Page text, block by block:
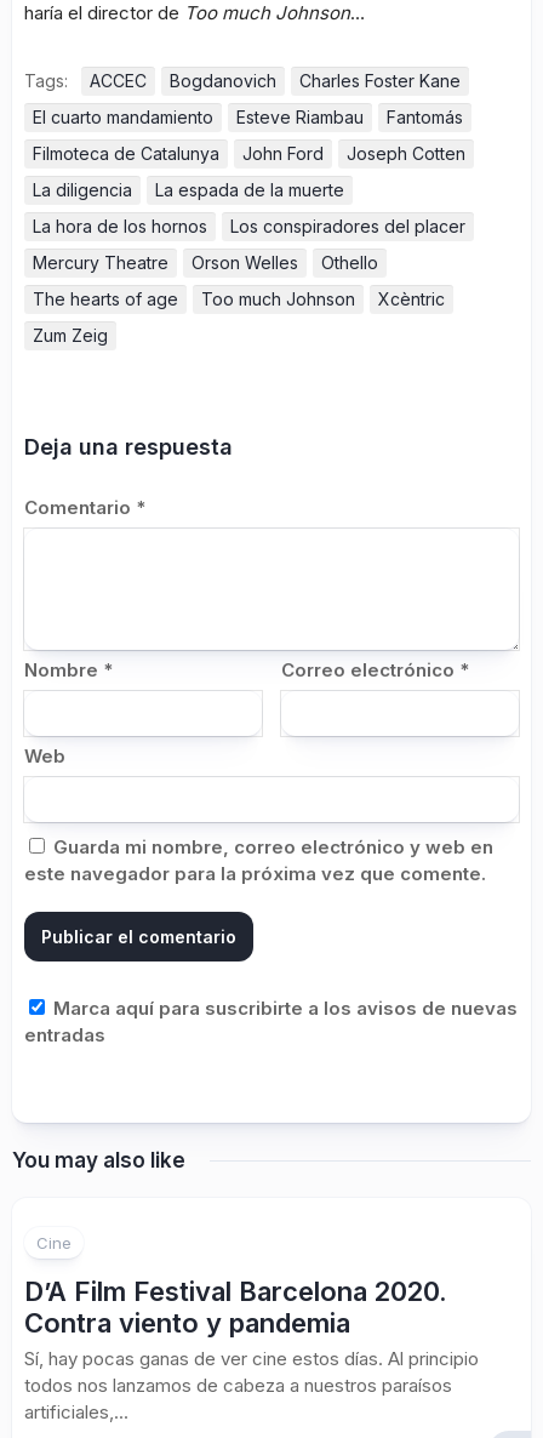
haría el director de Too much Johnson…
Tags: ACCEC Bogdanovich
Charles Foster Kane
El cuarto mandamiento
Esteve Riambau
Fantomás
Filmoteca de Catalunya
John Ford
Joseph Cotten
La diligencia
La espada de la muerte
La hora de los hornos
Los conspiradores del placer
Mercury Theatre
Orson Welles
Othello
The hearts of age
Too much Johnson
Xcèntric
Zum Zeig
Deja una respuesta
Comentario *
Nombre * Correo electrónico *
Web
Guarda mi nombre, correo electrónico y web en
este navegador para la próxima vez que comente.
Marca aquí para suscribirte a los avisos de nuevas
entradas
You may also like
Cine
D’A Film Festival Barcelona 2020.
Contra viento y pandemia
Sí, hay pocas ganas de ver cine estos días. Al principio
todos nos lanzamos de cabeza a nuestros paraísos
artificiales,...